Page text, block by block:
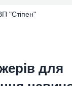
"Стіпен"
для